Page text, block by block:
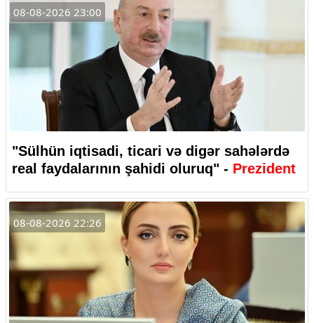
08-08-2026 23:00
"Sülhün iqtisadi, ticari və digər sahələrdə
real faydalarının şahidi oluruq" - Prezident
08-08-2026 22:26